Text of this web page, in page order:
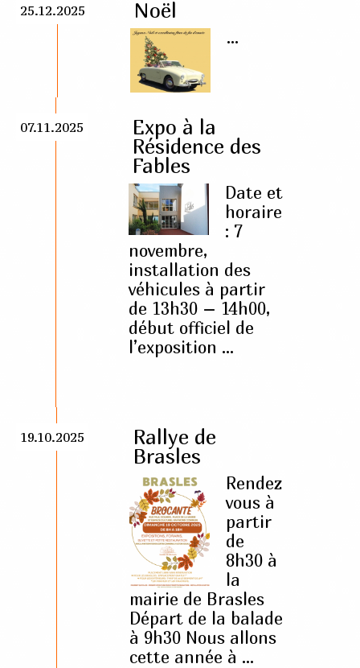
25.12.2025 Noël
...
07.11.2025
Expo à la
Résidence des
Fables
Date et
horaire
: 7
novembre,
installation des
véhicules à partir
de 13h30 – 14h00,
début officiel de
l’exposition ...
19.10.2025
Rallye de
Brasles
Rendez
vous à
partir
de
8h30 à
la
mairie de Brasles
Départ de la balade
à 9h30 Nous allons
cette année à ...